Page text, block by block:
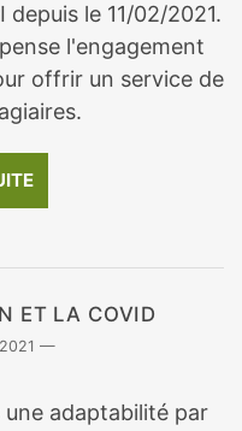
depuis le 11/02/2021.
l'engagement
offrir un service de
ET LA COVID
une adaptabilité par